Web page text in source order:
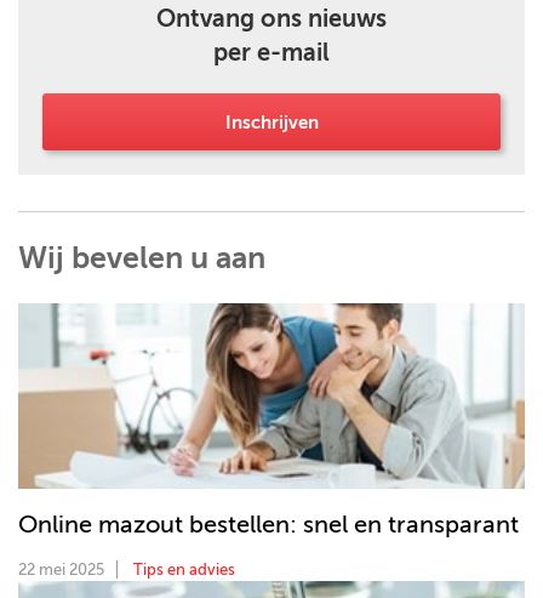
Ontvang ons nieuws
per e-mail
Inschrijven
Wij bevelen u aan
Online mazout bestellen: snel en transparant
22 mei 2025 Tips en advies